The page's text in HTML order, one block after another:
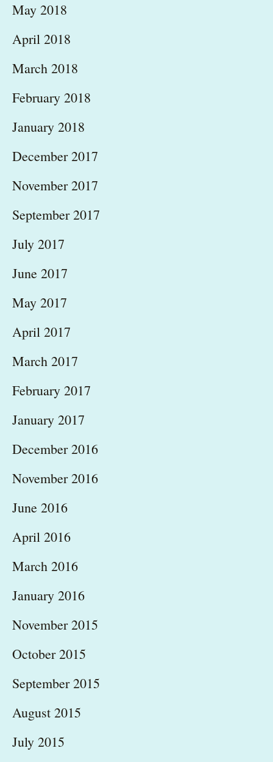
May 2018
April 2018
March 2018
February 2018
January 2018
December 2017
November 2017
September 2017
July 2017
June 2017
May 2017
April 2017
March 2017
February 2017
January 2017
December 2016
November 2016
June 2016
April 2016
March 2016
January 2016
November 2015
October 2015
September 2015
August 2015
July 2015